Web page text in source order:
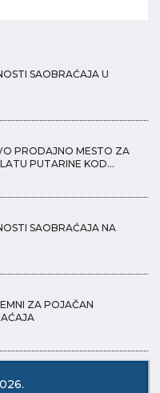
SAOBRAĆAJA U
PRODAJNO MESTO ZA
PUTARINE KOD…
SAOBRAĆAJA NA
ZA POJAČAN